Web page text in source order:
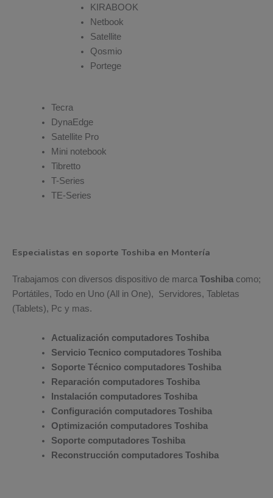
KIRABOOK
Netbook
Satellite
Qosmio
Portege
Tecra
DynaEdge
Satellite Pro
Mini notebook
Tibretto
T-Series
TE-Series
Especialistas en soporte Toshiba en Montería
Trabajamos con diversos dispositivo de marca Toshiba como;
Portátiles, Todo en Uno (All in One), Servidores, Tabletas
(Tablets), Pc y mas.
Actualización computadores Toshiba
Servicio Tecnico computadores Toshiba
Soporte Técnico computadores Toshiba
Reparación computadores Toshiba
Instalación computadores Toshiba
Configuración computadores Toshiba
Optimización computadores Toshiba
Soporte computadores Toshiba
Reconstrucción computadores Toshiba